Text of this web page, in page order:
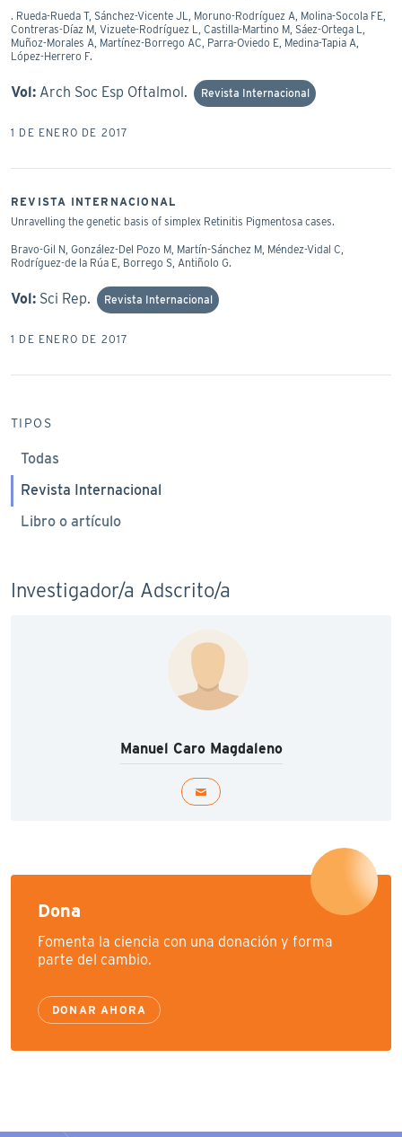
. Rueda-Rueda T, Sánchez-Vicente JL, Moruno-Rodríguez A, Molina-Socola FE,
Contreras-Díaz M, Vizuete-Rodríguez L, Castilla-Martino M, Sáez-Ortega L,
Muñoz-Morales A, Martínez-Borrego AC, Parra-Oviedo E, Medina-Tapia A,
López-Herrero F.
Vol: Arch Soc Esp Oftalmol. Revista Internacional
1 DE ENERO DE 2017
REVISTA INTERNACIONAL
Unravelling the genetic basis of simplex Retinitis Pigmentosa cases.
Bravo-Gil N, González-Del Pozo M, Martín-Sánchez M, Méndez-Vidal C,
Rodríguez-de la Rúa E, Borrego S, Antiñolo G.
Vol: Sci Rep. Revista Internacional
1 DE ENERO DE 2017
TIPOS
Todas
Revista Internacional
Libro o artículo
Investigador/a Adscrito/a
Manuel Caro Magdaleno
Dona
Fomenta la ciencia con una donación y forma
parte del cambio.
DONAR AHORA